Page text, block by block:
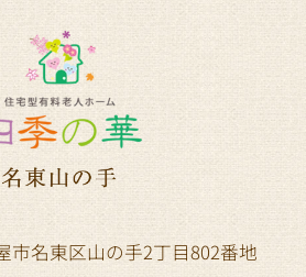
市名東区山の手2丁目802番地